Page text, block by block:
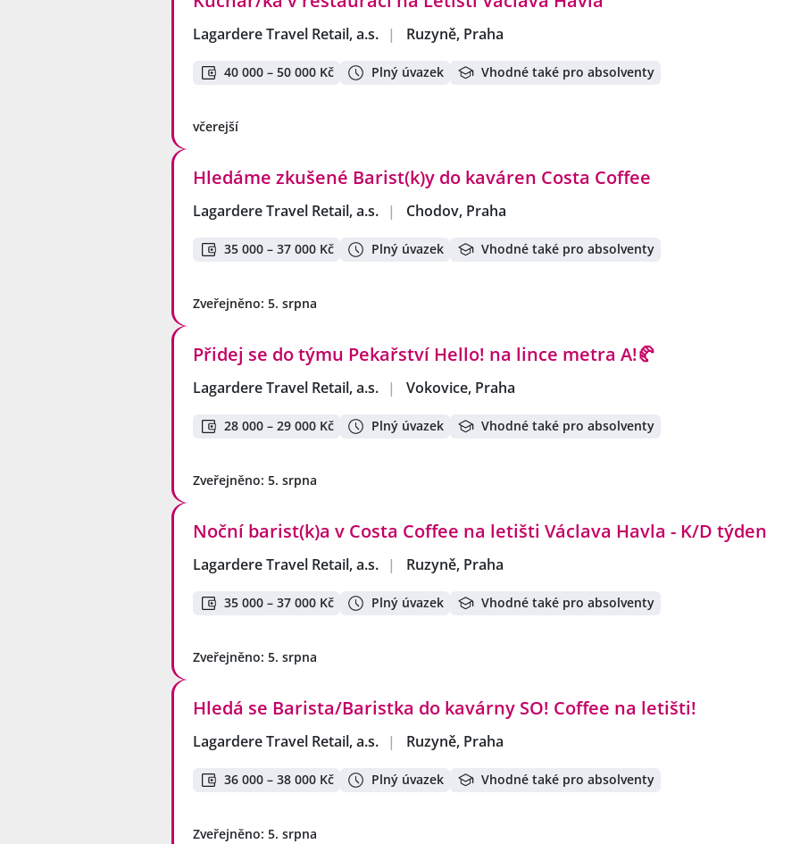
Lagardere Travel Retail, a.s. | Ruzyně, Praha
40 000 – 50 000 Kč Plný úvazek Vhodné také pro absolventy
včerejší
Hledáme zkušené Barist(k)y do kaváren Costa Coffee
Lagardere Travel Retail, a.s. | Chodov, Praha
35 000 – 37 000 Kč Plný úvazek Vhodné také pro absolventy
Zveřejněno: 5. srpna
Přidej se do týmu Pekařství Hello! na lince metra A!🥐
Lagardere Travel Retail, a.s. | Vokovice, Praha
28 000 – 29 000 Kč Plný úvazek Vhodné také pro absolventy
Zveřejněno: 5. srpna
Noční barist(k)a v Costa Coffee na letišti Václava Havla - K/D týden
Lagardere Travel Retail, a.s. | Ruzyně, Praha
35 000 – 37 000 Kč Plný úvazek Vhodné také pro absolventy
Zveřejněno: 5. srpna
Hledá se Barista/Baristka do kavárny SO! Coffee na letišti!
Lagardere Travel Retail, a.s. | Ruzyně, Praha
36 000 – 38 000 Kč Plný úvazek Vhodné také pro absolventy
Zveřejněno: 5. srpna